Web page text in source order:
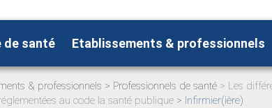
de santé Etablissements & professionnels
& professionnels
Page
Professionnels de santé
Les
au code la santé publique
Infirmier(ière)